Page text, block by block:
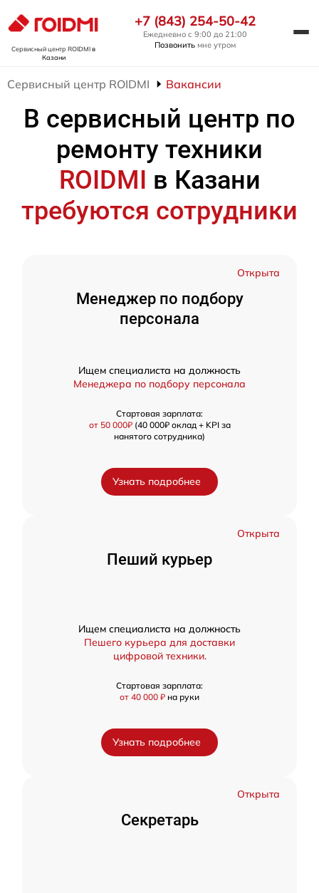
Сервисный центр ROIDMIв
Казани
+7 (843) 254-50-42
Ежедневно с 9:00 до 21:00
Позвонить мне утром
Сервисный центр ROIDMI Вакансии
В сервисный центр по
ремонту техники
ROIDMI в Казани
требуются сотрудники
Открыта
Менеджер по подбору
персонала
Ищем специалиста на должность
Менеджера по подбору персонала
Стартовая зарплата:
от 50 000₽(40 000₽ оклад + KPI за
нанятого сотрудника)
Узнать подробнее
Открыта
Пеший курьер
Ищем специалиста на должность
Пешего курьера для доставки
цифровой техники.
Стартовая зарплата:
от 40 000 ₽ на руки
Узнать подробнее
Открыта
Секретарь